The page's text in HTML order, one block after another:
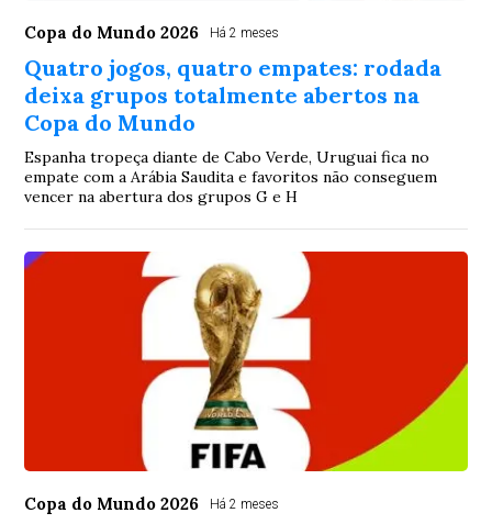
Copa do Mundo 2026 Há 2 meses
Quatro jogos, quatro empates: rodada
deixa grupos totalmente abertos na
Copa do Mundo
Espanha tropeça diante de Cabo Verde, Uruguai fica no
empate com a Arábia Saudita e favoritos não conseguem
vencer na abertura dos grupos G e H
Copa do Mundo 2026 Há 2 meses